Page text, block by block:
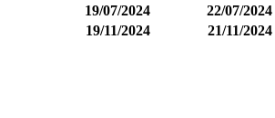
19/07/2024 22/07/2024
19/11/2024 21/11/2024